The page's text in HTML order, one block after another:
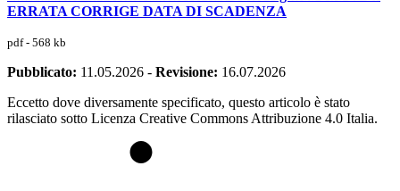
ERRATA CORRIGE DATA DI SCADENZA
pdf - 568 kb
Pubblicato: 11.05.2026 - Revisione: 16.07.2026
Eccetto dove diversamente specificato, questo articolo è stato
rilasciato sotto Licenza Creative Commons Attribuzione 4.0 Italia.